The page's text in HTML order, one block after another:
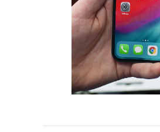
Fife
Apple
de